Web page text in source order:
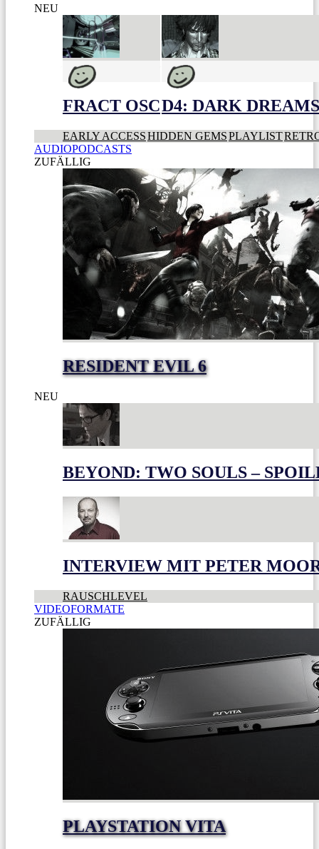
NEU
FRACT OSCD4: DARK
EARLY ACCESSHIDDEN GEMSPLAYLIST
AUDIOPODCASTS
ZUFÄLLIG
RESIDENT EVIL 6
NEU
BEYOND: TWO SOULS –
INTERVIEW MIT PETER
RAUSCHLEVEL
VIDEOFORMATE
ZUFÄLLIG
PLAYSTATION VITA